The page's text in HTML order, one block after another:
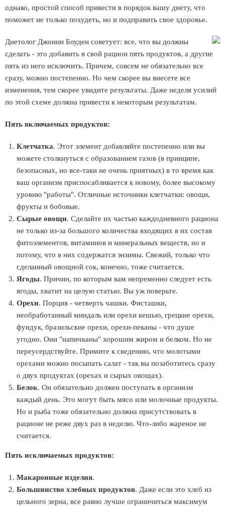
однако, простой способ привести в порядок вашу диету, что
поможет не только похудеть, но и подправить свое здоровье.
Диетолог Джонни Боуден советует: все, что вы должны
сделать - это добавить в свой рацион пять продуктов, а другие
пять из него исключить. Причем, совсем не обязательно все
сразу, можно постепенно. Но чем скорее вы внесете все
изменения, тем скорее увидите результаты. Даже неделя усилий
по этой схеме должна привести к некоторым результатам.
Пять включаемых продуктов:
Клетчатка. Этот элемент добавляйте постепенно или вы
можете столкнуться с образованием газов (в принципе,
безопасных, но все-таки не очень приятных) в то время как
ваш организм приспосабливается к новому, более высокому
уровню "работы". Отличные источники клетчатки: овощи,
фрукты и бобовые.
Сырые овощи. Сделайте их частью каждодневного рациона
не только из-за большого количества входящих в их состав
фитоэлементов, витаминов и минеральных веществ, но и
потому, что в них содержатся энзимы. Свежий, только что
сделанный овощной сок, конечно, тоже считается.
Ягоды. Причин, по которым вам непременно следует есть
ягоды, хватит на целую статью. Вы уж поверьте.
Орехи. Порция - четверть чашки. Фисташки,
необработанный миндаль или орехи кешью, грецкие орехи,
фундук, бразильские орехи, орехи-пеканы - что душе
угодно. Они "напичканы" хорошим жиром и белком. Но не
переусердствуйте. Примите к сведению, что молотыми
орехами можно посыпать салат - так вы позаботитесь сразу
о двух продуктах (орехах и сырых овощах).
Белок. Он обязательно должен поступать в организм
каждый день. Это могут быть мясо или молочные продукты.
Но и рыба тоже обязательно должна присутствовать в
рационе не реже двух раз в неделю. Что-либо жареное не
считается.
Пять исключаемых продуктов:
Макаронные изделия.
Большинство хлебных продуктов. Даже если это хлеб из
цельного зерна, все равно лучше ограничиться максимум